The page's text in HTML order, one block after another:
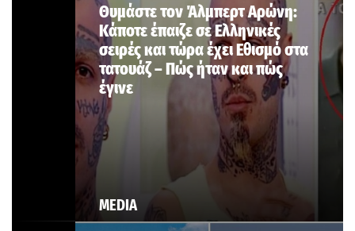
MEDIA
Θυμάστε τον Άλμπερτ Αρώνη:
Κάποτε έπαιζε σε Ελληνικές
σειρές και τώρα έχει Εθισμό στα
τατουάζ – Πώς ήταν και πώς
έγινε